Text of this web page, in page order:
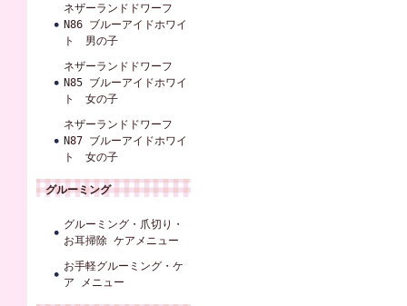
ネザーランドドワーフ
N86 ブルーアイドホワイ
ト 男の子
ネザーランドドワーフ
N85 ブルーアイドホワイ
ト 女の子
ネザーランドドワーフ
N87 ブルーアイドホワイ
ト 女の子
グルーミング
グルーミング・爪切り・
お耳掃除 ケアメニュー
お手軽グルーミング・ケ
ア メニュー